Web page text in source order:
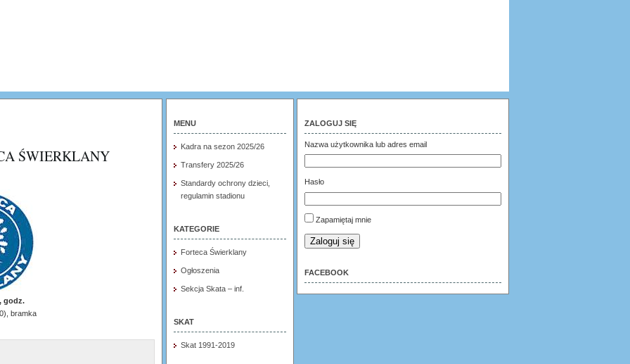
ŚWIERKLANY
godz.
bramka
MENU
Kadra na sezon 2025/26
Transfery 2025/26
Standardy ochrony dzieci,
regulamin stadionu
KATEGORIE
Forteca Świerklany
Ogłoszenia
Sekcja Skata – inf.
SKAT
Skat 1991-2019
ZALOGUJ SIĘ
Nazwa użytkownika lub adres email
Hasło
Zapamiętaj mnie
Zaloguj się
FACEBOOK